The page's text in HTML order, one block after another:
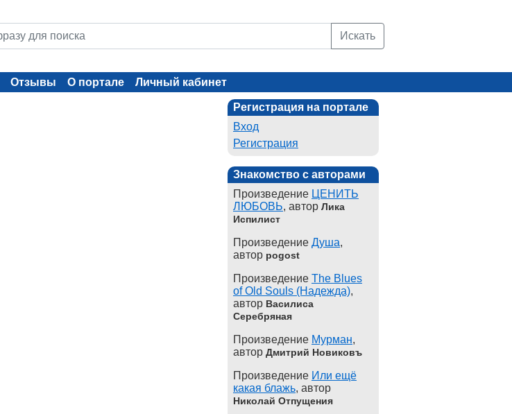
Искать
Отзывы О портале
Личный кабинет
Регистрация на портале
Вход
Регистрация
Знакомство с авторами
Произведение ЦЕНИТЬ
ЛЮБОВЬ, автор Лика
Испилист
Произведение Душа,
автор pogost
Произведение The Blues
of Old Souls (Надежда),
автор Василиса
Серебряная
Произведение Мурман,
автор Дмитрий Новиковъ
Произведение Или ещё
какая блажь, автор
Николай Отпущения